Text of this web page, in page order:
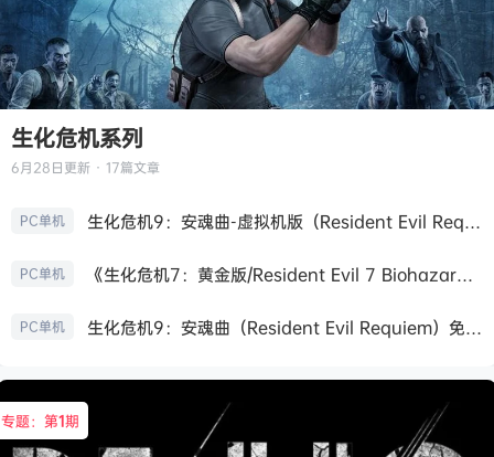
生化危机系列
6月28日更新 · 17篇文章
PC单机 生化危机9：安魂曲-虚拟机版（Resident Evil Requiem HYPERVISOR）免安装中文版
PC单机 《生化危机7：黄金版/Resident Evil 7 Biohazard》免安装中文版
PC单机 生化危机9：安魂曲（Resident Evil Requiem）免安装中文版
专题：第1期